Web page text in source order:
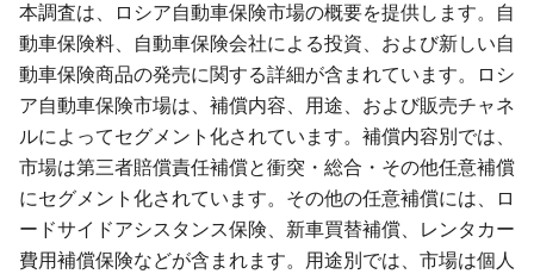
本調査は、ロシア自動車保険市場の概要を提供します。自
動車保険料、自動車保険会社による投資、および新しい自
動車保険商品の発売に関する詳細が含まれています。ロシ
ア自動車保険市場は、補償内容、用途、および販売チャネ
ルによってセグメント化されています。補償内容別では、
市場は第三者賠償責任補償と衝突・総合・その他任意補償
にセグメント化されています。その他の任意補償には、ロ
ードサイドアシスタンス保険、新車買替補償、レンタカー
費用補償保険などが含まれます。用途別では、市場は個人